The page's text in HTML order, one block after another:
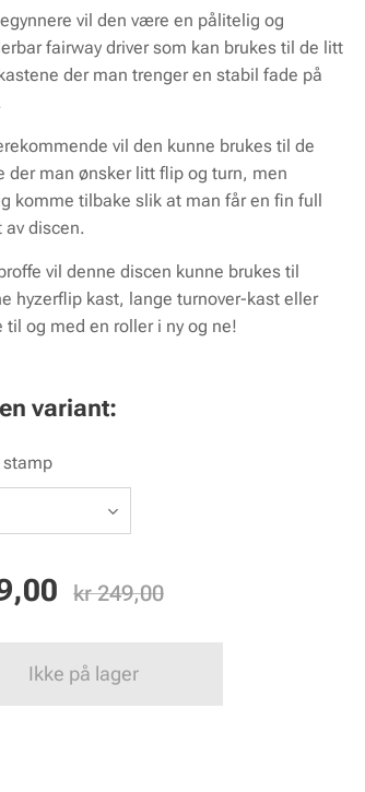
vil den være en pålitelig og
fairway driver som kan brukes til de litt
der man trenger en stabil fade på
vil den kunne brukes til de
der man ønsker litt flip og turn, men
komme tilbake slik at man får en fin full
av discen.
vil denne discen kunne brukes til
hyzerflip kast, lange turnover-kast eller
til og med en roller i ny og ne!
variant:
stamp
kr249,00
Ikke på lager